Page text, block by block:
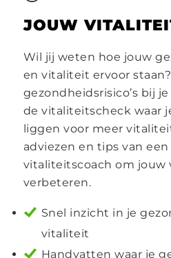
JOUW
Wil jij weten hoe jouw
en vitaliteit ervoor
gezondheidsrisico’s bij
de vitaliteitscheck waar
liggen voor meer
adviezen en tips van
vitaliteitscoach om jouw
verbeteren.
Snel inzicht in je
vitaliteit
Handvatten waar je